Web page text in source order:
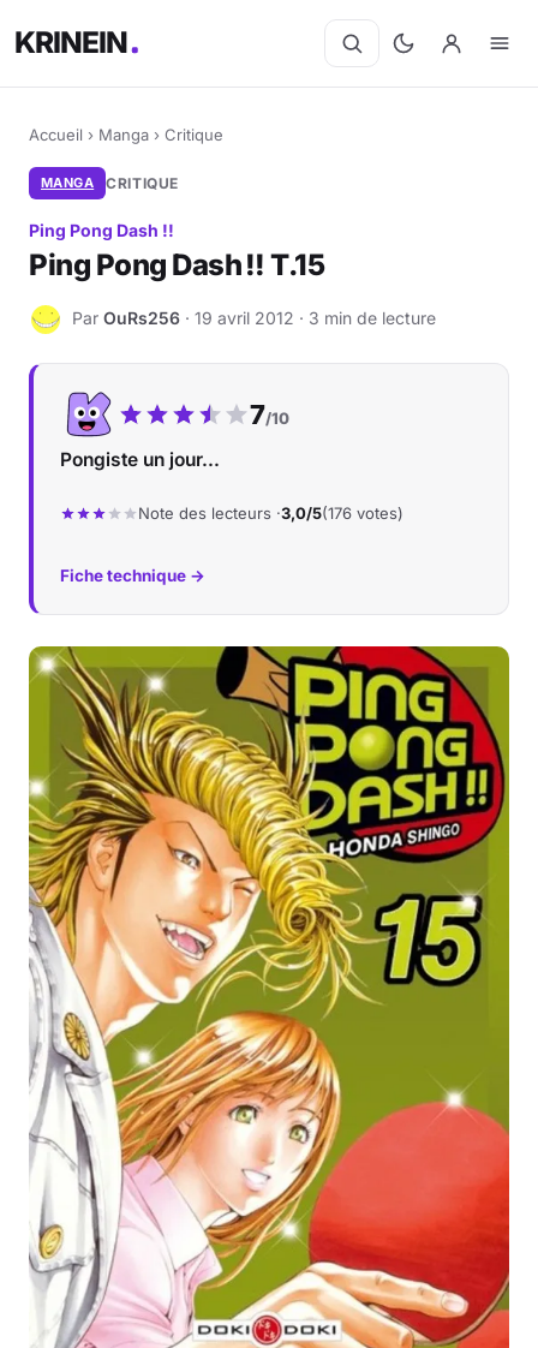
KRINEIN
Accueil › Manga › Critique
MANGA CRITIQUE
Ping Pong Dash !!
Ping Pong Dash !! T.15
O Par OuRs256 · 19 avril 2012 · 3 min de lecture
Notre note :
7/10
Pongiste un jour...
Note des lecteurs ·3,0/5(176 votes)
Fiche technique →